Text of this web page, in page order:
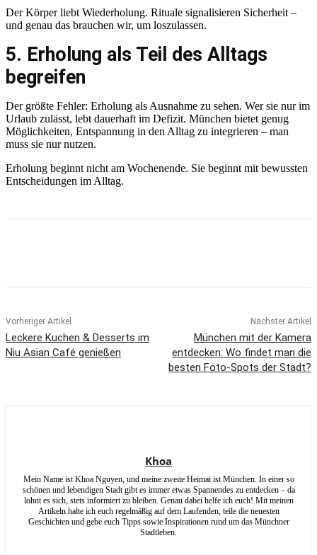
Der Körper liebt Wiederholung. Rituale signalisieren Sicherheit –
und genau das brauchen wir, um loszulassen.
5. Erholung als Teil des Alltags
begreifen
Der größte Fehler: Erholung als Ausnahme zu sehen. Wer sie nur im
Urlaub zulässt, lebt dauerhaft im Defizit. München bietet genug
Möglichkeiten, Entspannung in den Alltag zu integrieren – man
muss sie nur nutzen.
Erholung beginnt nicht am Wochenende. Sie beginnt mit bewussten
Entscheidungen im Alltag.
Vorheriger Artikel
Leckere Kuchen & Desserts im
Niu Asian Café genießen
Nächster Artikel
München mit der Kamera
entdecken: Wo findet man die
besten Foto-Spots der Stadt?
Khoa
Mein Name ist Khoa Nguyen, und meine zweite Heimat ist München. In einer so
schönen und lebendigen Stadt gibt es immer etwas Spannendes zu entdecken – da
lohnt es sich, stets informiert zu bleiben. Genau dabei helfe ich euch! Mit meinen
Artikeln halte ich euch regelmäßig auf dem Laufenden, teile die neuesten
Geschichten und gebe euch Tipps sowie Inspirationen rund um das Münchner
Stadtleben.